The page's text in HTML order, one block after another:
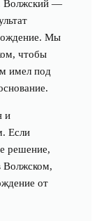
Волжский —
Мы
чтобы
имел под
и
Если
решение,
Волжском,
от